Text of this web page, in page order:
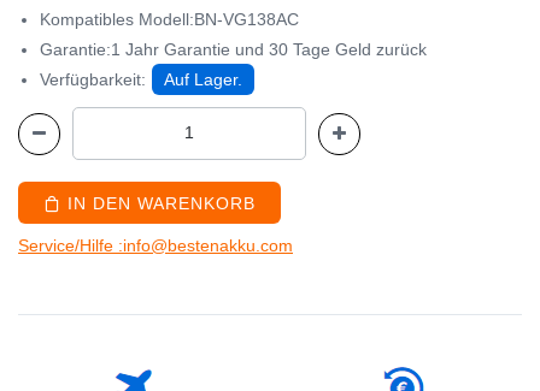
Kompatibles Modell:BN-VG138AC
Garantie:1 Jahr Garantie und 30 Tage Geld zurück
Verfügbarkeit:
Auf Lager.
IN DEN WARENKORB
Service/Hilfe :info@bestenakku.com